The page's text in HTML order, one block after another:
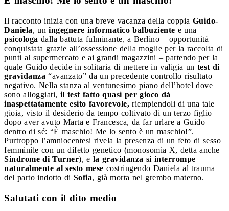
Il racconto inizia con una breve vacanza della coppia Guido-
Daniela, un ingegnere informatico balbuziente e una
psicologa dalla battuta fulminante, a Berlino – opportunità
conquistata grazie all’ossessione della moglie per la raccolta di
punti al supermercato e ai grandi magazzini – partendo per la
quale Guido decide in solitaria di mettere in valigia un test di
gravidanza “avanzato” da un precedente controllo risultato
negativo. Nella stanza al ventunesimo piano dell’hotel dove
sono alloggiati, il test fatto quasi per gioco dà
inaspettatamente esito favorevole, riempiendoli di una tale
gioia, visto il desiderio da tempo coltivato di un terzo figlio
dopo aver avuto Marta e Francesca, da far urlare a Guido
dentro di sé: “È maschio! Me lo sento è un maschio!”.
Purtroppo l’amniocentesi rivela la presenza di un feto di sesso
femminile con un difetto genetico (monosomia X, detta anche
Sindrome di Turner), e la gravidanza si interrompe
naturalmente al sesto mese costringendo Daniela al trauma
del parto indotto di Sofia, già morta nel grembo materno.
Salutati con il dito medio